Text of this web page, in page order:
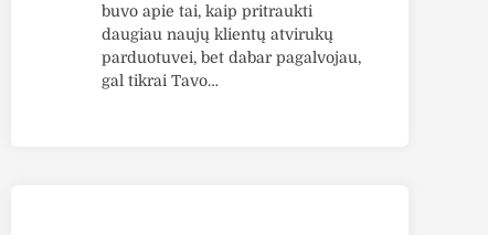
buvo apie tai, kaip pritraukti
daugiau naujų klientų atvirukų
parduotuvei, bet dabar pagalvojau,
gal tikrai Tavo…